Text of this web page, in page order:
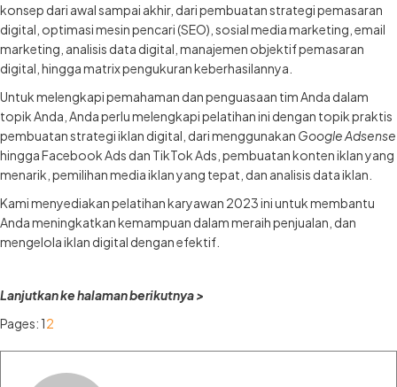
konsep dari awal sampai akhir, dari pembuatan strategi pemasaran
digital, optimasi mesin pencari (SEO), sosial media marketing, email
marketing, analisis data digital, manajemen objektif pemasaran
digital, hingga matrix pengukuran keberhasilannya.
Untuk melengkapi pemahaman dan penguasaan tim Anda dalam
topik Anda, Anda perlu melengkapi pelatihan ini dengan topik praktis
pembuatan strategi iklan digital, dari menggunakan Google Adsense
hingga Facebook Ads dan TikTok Ads, pembuatan konten iklan yang
menarik, pemilihan media iklan yang tepat, dan analisis data iklan.
Kami menyediakan pelatihan karyawan 2023 ini untuk membantu
Anda meningkatkan kemampuan dalam meraih penjualan, dan
mengelola iklan digital dengan efektif.
Lanjutkan ke halaman berikutnya >
Pages: 12